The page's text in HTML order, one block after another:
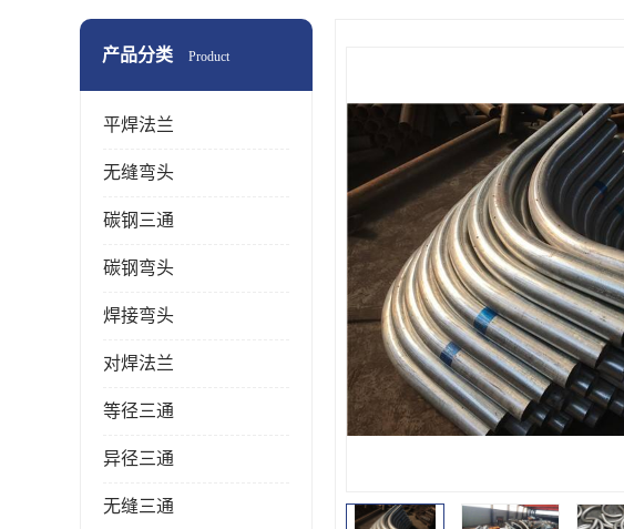
产品分类 Product
平焊法兰
无缝弯头
碳钢三通
碳钢弯头
焊接弯头
对焊法兰
等径三通
异径三通
无缝三通